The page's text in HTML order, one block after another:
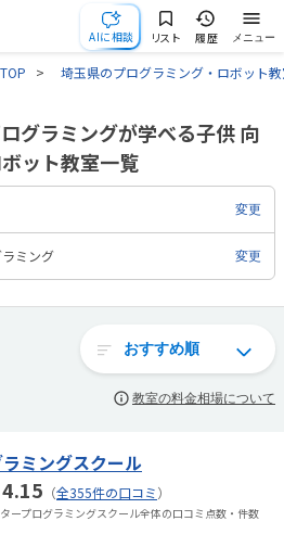
AIに相談 リスト 履歴 メニュー
埼玉県のプログラミング・ロボット
グラミングが学べる子供 向
ット教室一覧
変更
ミング 変更
教室の料金相場について
ミングスクール
4.15 （全355件の口コミ）
ープログラミングスクール全体の口コミ点数・件数